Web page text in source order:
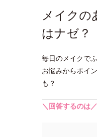
メイクの
はナゼ？
毎日のメイクで
お悩みからポイ
も？
＼回答するのは／